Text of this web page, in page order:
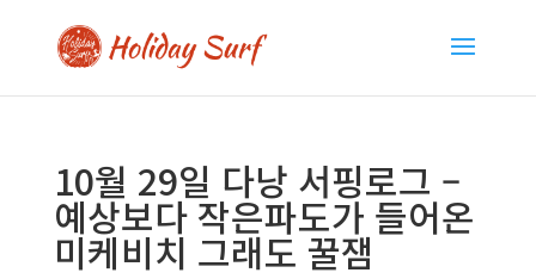
10월 29일 다낭 서핑로그 –
예상보다 작은파도가 들어온
미케비치 그래도 꿀잼